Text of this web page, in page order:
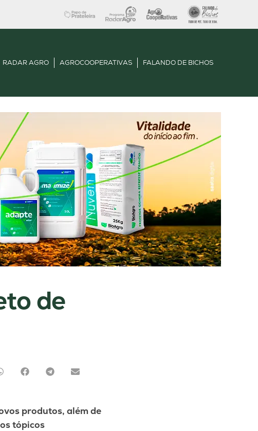
RADAR AGRO AGROCOOPERATIVAS FALANDO DE BICHOS
de
produtos, além de
tópicos